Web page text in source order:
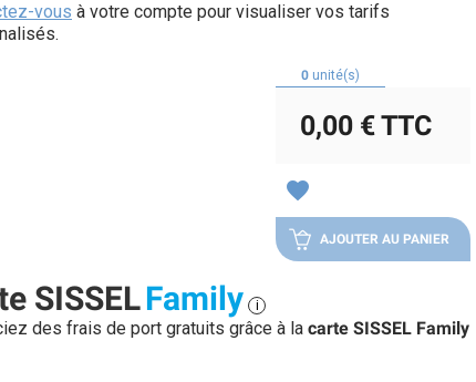
vous à votre compte pour visualiser vos tarifs
0 unité(s)
0,00 €TTC
favorite
AJOUTER AU PANIER
SISSELFamily i
des frais de port gratuits grâce à la carte SISSEL Family